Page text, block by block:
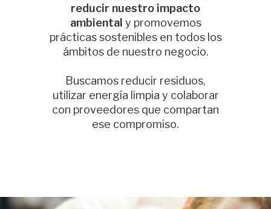
reducir nuestro impacto
ambiental y promovemos
prácticas sostenibles en todos los
ámbitos de nuestro negocio.
Buscamos reducir residuos,
utilizar energía limpia y colaborar
con proveedores que compartan
ese compromiso.